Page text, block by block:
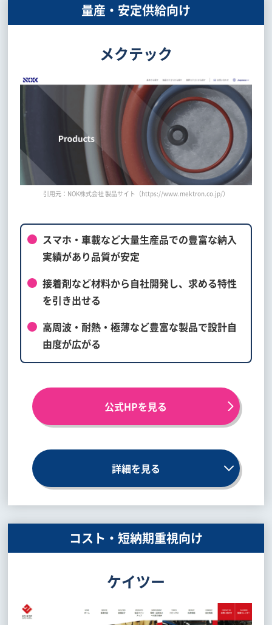
量産・安定供給向け
メクテック
引用元：NOK株式会社 製品サイト（https://www.mektron.co.jp/）
スマホ・車載など大量生産品での豊富な納入
実績があり品質が安定
接着剤など材料から自社開発し、求める特性
を引き出せる
高周波・耐熱・極薄など豊富な製品で設計自
由度が広がる
公式HPを見る
詳細を見る
コスト・短納期重視向け
ケイツー